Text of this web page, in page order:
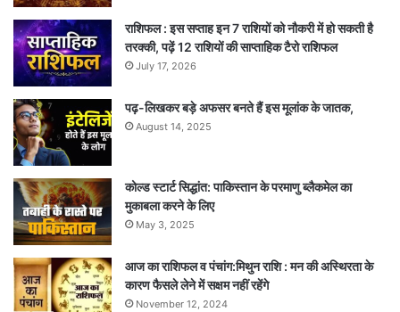
राशिफल : इस सप्ताह इन 7 राशियों को नौकरी में हो सकती है
तरक्की, पढ़ें 12 राशियों की साप्ताहिक टैरो राशिफल
July 17, 2026
पढ़-लिखकर बड़े अफसर बनते हैं इस मूलांक के जातक,
August 14, 2025
कोल्ड स्टार्ट सिद्धांत: पाकिस्तान के परमाणु ब्लैकमेल का
मुकाबला करने के लिए
May 3, 2025
आज का राशिफल व पंचांग:मिथुन राशि : मन की अस्थिरता के
कारण फैसले लेने में सक्षम नहीं रहेंगे
November 12, 2024